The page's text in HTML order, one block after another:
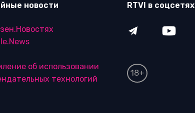
новости
об использовании
технологий
RTVI в соцсетях
18+